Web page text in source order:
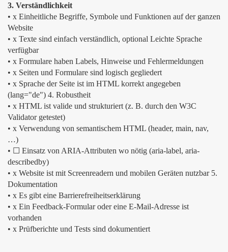
3. Verständlichkeit
• x Einheitliche Begriffe, Symbole und Funktionen auf der ganzen
Website
• x Texte sind einfach verständlich, optional Leichte Sprache
verfügbar
• x Formulare haben Labels, Hinweise und Fehlermeldungen
• x Seiten und Formulare sind logisch gegliedert
• x Sprache der Seite ist im HTML korrekt angegeben
(lang="de") 4. Robustheit
• x HTML ist valide und strukturiert (z. B. durch den W3C
Validator getestet)
• x Verwendung von semantischem HTML (header, main, nav,
…)
• ☐ Einsatz von ARIA-Attributen wo nötig (aria-label, aria-
describedby)
• x Website ist mit Screenreadern und mobilen Geräten nutzbar 5.
Dokumentation
• x Es gibt eine Barrierefreiheitserklärung
• x Ein Feedback-Formular oder eine E-Mail-Adresse ist
vorhanden
• x Prüfberichte und Tests sind dokumentiert